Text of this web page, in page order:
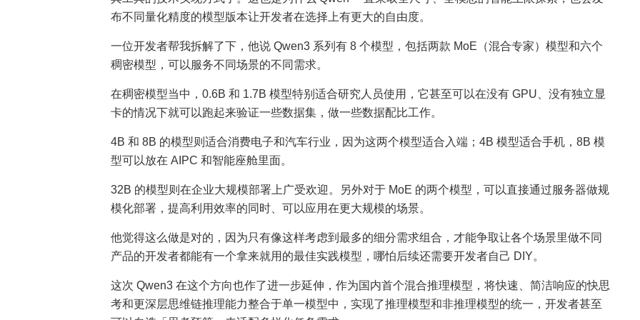
布不同量化精度的模型版本让开发者在选择上有更大的自由度。
一位开发者帮我拆解了下，他说 Qwen3 系列有 8 个模型，包括两款 MoE（混合专家）模型和六个
稠密模型，可以服务不同场景的不同需求。
在稠密模型当中，0.6B 和 1.7B 模型特别适合研究人员使用，它甚至可以在没有 GPU、没有独立显
卡的情况下就可以跑起来验证一些数据集，做一些数据配比工作。
4B 和 8B 的模型则适合消费电子和汽车行业，因为这两个模型适合入端；4B 模型适合手机，8B 模
型可以放在 AIPC 和智能座舱里面。
32B 的模型则在企业大规模部署上广受欢迎。另外对于 MoE 的两个模型，可以直接通过服务器做规
模化部署，提高利用效率的同时、可以应用在更大规模的场景。
他觉得这么做是对的，因为只有像这样考虑到最多的细分需求组合，才能争取让各个场景里做不同
产品的开发者都能有一个拿来就用的最佳实践模型，哪怕后续还需要开发者自己 DIY。
这次 Qwen3 在这个方向也作了进一步延伸，作为国内首个混合推理模型，将快速、简洁响应的快思
考和更深层思维链推理能力整合于单一模型中，实现了推理模型和非推理模型的统一，开发者甚至